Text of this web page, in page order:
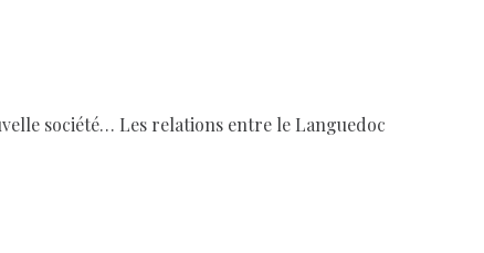
société… Les relations entre le Languedoc